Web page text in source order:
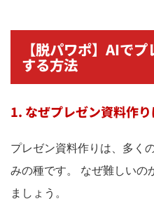
【脱パワポ】AIで
する方法
1. なぜプレゼン資料作
プレゼン資料作りは、多く
みの種です。 なぜ難しいの
ましょう。